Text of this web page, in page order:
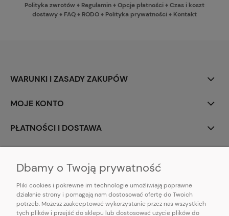
Polityka zwrotów ♦ Regulamin♦Opcje płatności♦Czas i koszt
dostawy♦ FAQ♦ RODO♦ Polityka prywatności♦ Kontakt
WARUNKI I ZASADY ZAKUPÓW
MOJE KONTO
PŁATNOŚCI I DOSTAWA
E-mail:pl101sukienek@gmail.com
101sukienek.pl
Dbamy o Twoją prywatność
Pliki cookies i pokrewne im technologie umożliwiają poprawne
działanie strony i pomagają nam dostosować ofertę do Twoich
potrzeb. Możesz zaakceptować wykorzystanie przez nas wszystkich
tych plików i przejść do sklepu lub dostosować użycie plików do